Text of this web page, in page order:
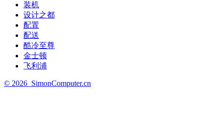
装机
设计之都
配置
配送
酷冷至尊
金士顿
飞利浦
© 2026 SimonComputer.cn